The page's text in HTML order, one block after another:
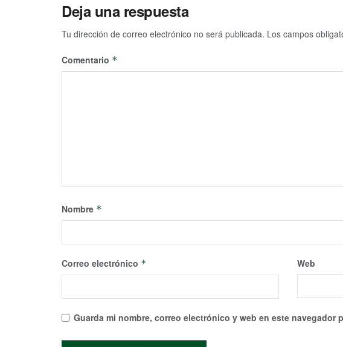
Deja una respuesta
Tu dirección de correo electrónico no será publicada. Los campos
Comentario *
Nombre *
Correo electrónico * Web
Guarda mi nombre, correo electrónico y web en este navegador